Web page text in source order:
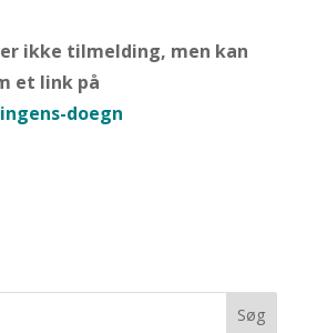
ikke tilmelding, men kan
et link på
doegn